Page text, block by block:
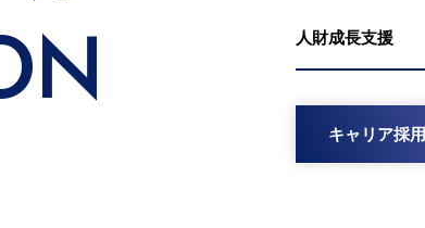
人財成長支援
キャリア採用